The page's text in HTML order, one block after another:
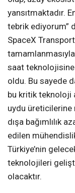
yansıtmaktadır.
tebrik ediyorum”
SpaceX
saat teknolojisine
oldu. Bu sayede
bu kritik teknoloji
uydu üreticilerine
dışa bağımlılık
edilen
Türkiye’nin
teknolojileri
olacaktır.